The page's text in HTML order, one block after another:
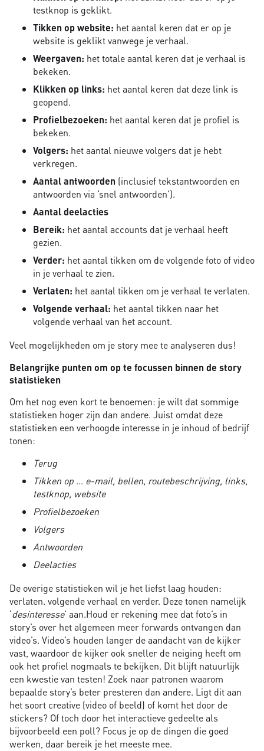
testknop is geklikt.
Tikken op website: het aantal keren dat er op je
website is geklikt vanwege je verhaal.
Weergaven: het totale aantal keren dat je verhaal is
bekeken.
Klikken op links: het aantal keren dat deze link is
geopend.
Profielbezoeken: het aantal keren dat je profiel is
bekeken.
Volgers: het aantal nieuwe volgers dat je hebt
verkregen.
Aantal antwoorden (inclusief tekstantwoorden en
antwoorden via ‘snel antwoorden’).
Aantal deelacties
Bereik: het aantal accounts dat je verhaal heeft
gezien.
Verder: het aantal tikken om de volgende foto of video
in je verhaal te zien.
Verlaten: het aantal tikken om je verhaal te verlaten.
Volgende verhaal: het aantal tikken naar het
volgende verhaal van het account.
Veel mogelijkheden om je story mee te analyseren dus!
Belangrijke punten om op te focussen binnen de story
statistieken
Om het nog even kort te benoemen: je wilt dat sommige
statistieken hoger zijn dan andere. Juist omdat deze
statistieken een verhoogde interesse in je inhoud of bedrijf
tonen:
Terug
Tikken op … e-mail, bellen, routebeschrijving, links,
testknop, website
Profielbezoeken
Volgers
Antwoorden
Deelacties
De overige statistieken wil je het liefst laag houden:
verlaten. volgende verhaal en verder. Deze tonen namelijk
‘desinteresse’ aan.Houd er rekening mee dat foto’s in
story’s over het algemeen meer forwards ontvangen dan
video’s. Video’s houden langer de aandacht van de kijker
vast, waardoor de kijker ook sneller de neiging heeft om
ook het profiel nogmaals te bekijken. Dit blijft natuurlijk
een kwestie van testen! Zoek naar patronen waarom
bepaalde story’s beter presteren dan andere. Ligt dit aan
het soort creative (video of beeld) of komt het door de
stickers? Of toch door het interactieve gedeelte als
bijvoorbeeld een poll? Focus je op de dingen die goed
werken, daar bereik je het meeste mee.